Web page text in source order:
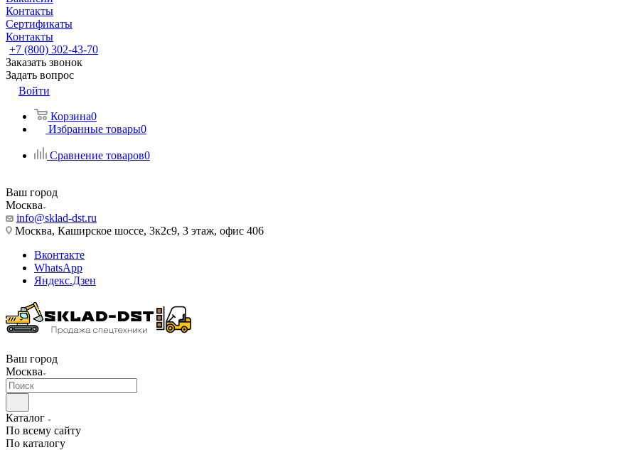
Контакты
Сертификаты
Контакты
+7 (800) 302-43-70
Заказать звонок
Задать вопрос
Войти
Корзина0
Избранные товары0
Сравнение товаров0
Ваш город
Москва
info@sklad-dst.ru
Москва, Каширское шоссе, 3к2с9, 3 этаж, офис 406
Вконтакте
WhatsApp
Яндекс.Дзен
Ваш город
Москва
Каталог
По всему сайту
По каталогу